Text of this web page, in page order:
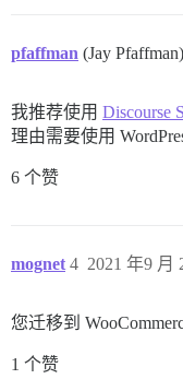
pfaffman (Jay Pfaffman)
我推荐使用 Discourse
理由需要使用
6 个赞
mognet 2021 年9 月
4
您迁移到
1 个赞